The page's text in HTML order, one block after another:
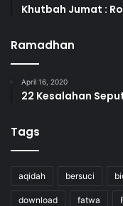
Khutbah Jumat :
Ramadhan
April 16, 2020
22 Kesalahan
Tags
aqidah bersuci
download fatwa